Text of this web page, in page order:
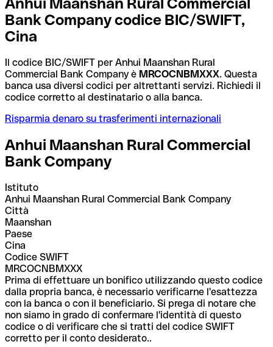
Anhui Maanshan Rural Commercial
Bank Company codice BIC/SWIFT,
Cina
Il codice BIC/SWIFT per Anhui Maanshan Rural
Commercial Bank Company è MRCOCNBMXXX. Questa
banca usa diversi codici per altrettanti servizi. Richiedi il
codice corretto al destinatario o alla banca.
Risparmia denaro su trasferimenti internazionali
Anhui Maanshan Rural Commercial
Bank Company
Istituto
Anhui Maanshan Rural Commercial Bank Company
Città
Maanshan
Paese
Cina
Codice SWIFT
MRCOCNBMXXX
Prima di effettuare un bonifico utilizzando questo codice
dalla propria banca, è necessario verificarne l'esattezza
con la banca o con il beneficiario. Si prega di notare che
non siamo in grado di confermare l'identità di questo
codice o di verificare che si tratti del codice SWIFT
corretto per il conto desiderato..